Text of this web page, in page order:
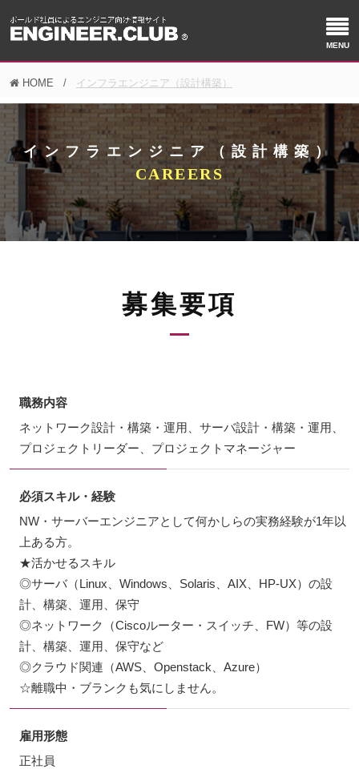
HOME インフラエンジニア（設計構築）
インフラエンジニア（設計構築）
募集要項
職務内容
ネットワーク設計・構築・運用、サーバ設計・構築・運用、
プロジェクトリーダー、プロジェクトマネージャー
必須スキル・経験
NW・サーバーエンジニアとして何かしらの実務経験が1年以
上ある方。
★活かせるスキル
◎サーバ（Linux、Windows、Solaris、AIX、HP-UX）の設
計、構築、運用、保守
◎ネットワーク（Ciscoルーター・スイッチ、FW）等の設
計、構築、運用、保守など
◎クラウド関連（AWS、Openstack、Azure）
☆離職中・ブランクも気にしません。
雇用形態
正社員